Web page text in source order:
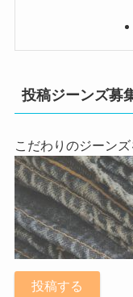
投稿ジーンズ募
こだわりのジーンズ
投稿する